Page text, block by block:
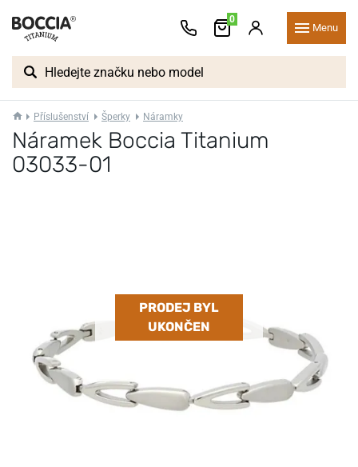
0
Menu
Příslušenství Šperky Náramky
Náramek Boccia Titanium
03033-01
PRODEJ BYL
UKONČEN